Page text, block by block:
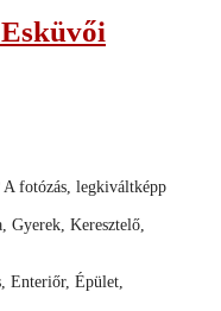
A fotózás, legkiváltképp
Gyerek, Keresztelő,
Enteriőr, Épület,